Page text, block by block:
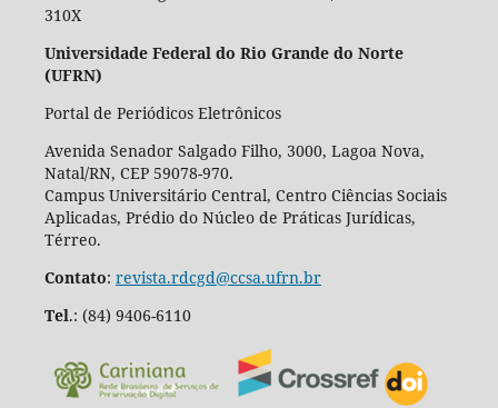
310X
Universidade Federal do Rio Grande do Norte
(UFRN)
Portal de Periódicos Eletrônicos
Avenida Senador Salgado Filho, 3000, Lagoa Nova,
Natal/RN, CEP 59078-970.
Campus Universitário Central, Centro Ciências Sociais
Aplicadas, Prédio do Núcleo de Práticas Jurídicas,
Térreo.
Contato: revista.rdcgd@ccsa.ufrn.br
Tel.: (84) 9406-6110